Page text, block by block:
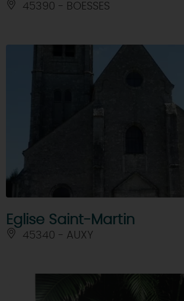
45390 - BOESSES
Eglise Saint-Martin
45340 - AUXY